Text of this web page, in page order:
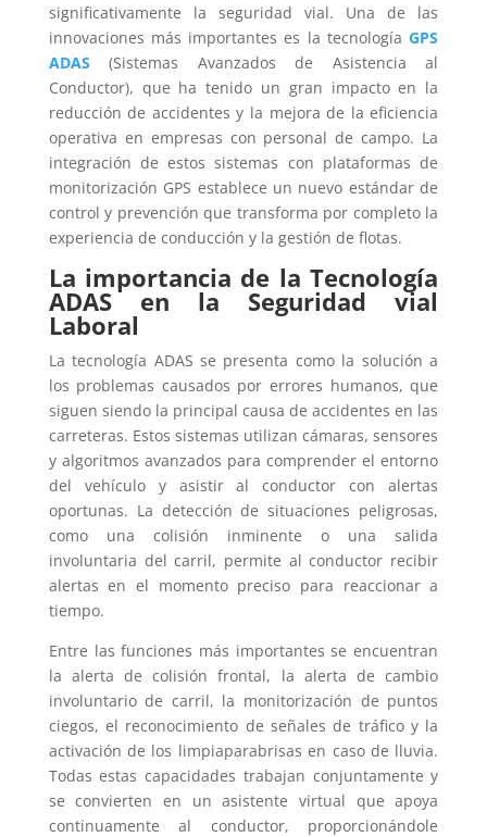
significativamente la seguridad vial. Una de las
innovaciones más importantes es la tecnologíaGPS
ADAS (Sistemas Avanzados de Asistencia al
Conductor), que ha tenido un gran impacto en la
reducción de accidentes y la mejora de la eficiencia
operativa en empresas con personal de campo. La
integración de estos sistemas con plataformas de
monitorización GPS establece un nuevo estándar de
control y prevención que transforma por completo la
experiencia de conducción y la gestión de flotas.
La importancia de la Tecnología
ADAS en la Seguridad vial
Laboral
La tecnología ADAS se presenta como la solución a
los problemas causados por errores humanos, que
siguen siendo la principal causa de accidentes en las
carreteras. Estos sistemas utilizan cámaras, sensores
y algoritmos avanzados para comprender el entorno
del vehículo y asistir al conductor con alertas
oportunas. La detección de situaciones peligrosas,
como una colisión inminente o una salida
involuntaria del carril, permite al conductor recibir
alertas en el momento preciso para reaccionar a
tiempo.
Entre las funciones más importantes se encuentran
la alerta de colisión frontal, la alerta de cambio
involuntario de carril, la monitorización de puntos
ciegos, el reconocimiento de señales de tráfico y la
activación de los limpiaparabrisas en caso de lluvia.
Todas estas capacidades trabajan conjuntamente y
se convierten en un asistente virtual que apoya
continuamente al conductor, proporcionándole